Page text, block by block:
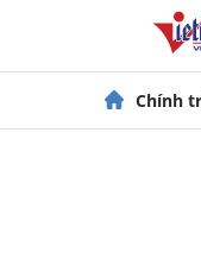
Chính